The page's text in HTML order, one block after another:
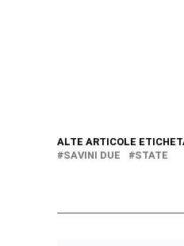
ALTE ARTICOLE
SAVINI DUE
STATE